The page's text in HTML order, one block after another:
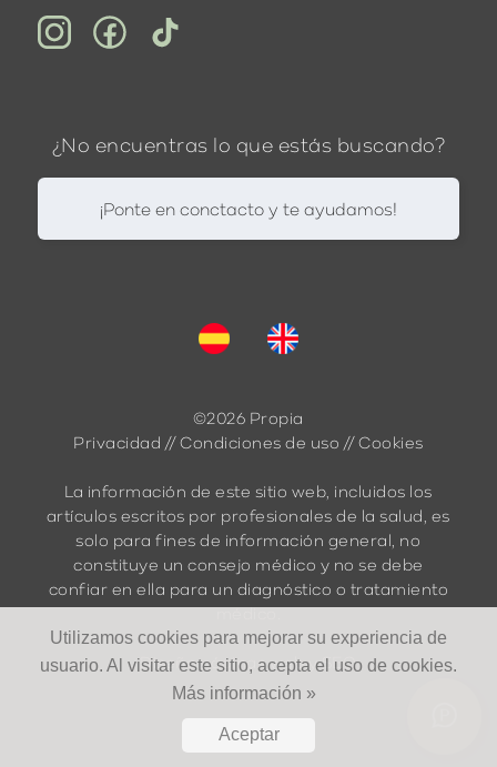
¿No encuentras lo que estás buscando?
¡Ponte en conctacto y te ayudamos!
©2026 Propia
Privacidad //Condiciones de uso //Cookies
La información de este sitio web, incluidos los
artículos escritos por profesionales de la salud, es
solo para fines de información general, no
constituye un consejo médico y no se debe
confiar en ella para un diagnóstico o tratamiento
médico.
Diseño páginas webySEO
Utilizamos cookies para mejorar su experiencia de
usuario. Al visitar este sitio, acepta el uso de cookies.
Más información »
Aceptar